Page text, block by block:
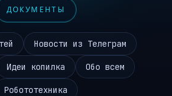
ДОКУМЕНТЫ
Новости из Телеграм
Идеи копилка Обо всем
Робототехника